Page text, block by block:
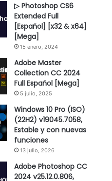
▷ Photoshop CS6
Extended Full
[Español] [x32 & x64]
[Mega]
15 enero, 2024
Adobe Master
Collection CC 2024
Full Español [Mega]
5 julio, 2025
Windows 10 Pro (ISO)
(22H2) v19045.7058,
Estable y con nuevas
funciones
13 julio, 2026
Adobe Photoshop CC
2024 v25.12.0.806,